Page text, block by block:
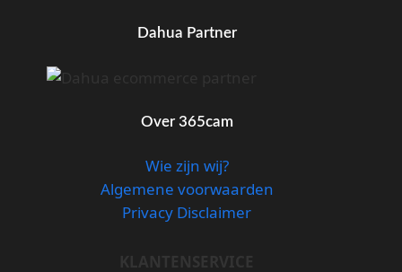
Dahua Partner
Over 365cam
Wie zijn wij?
Algemene voorwaarden
Privacy Disclaimer